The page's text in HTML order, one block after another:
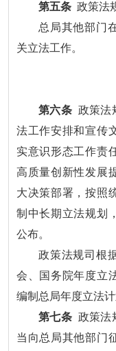
第五条 政策法
总局其他部门
关立法工作。
第六条 政策法
法工作安排和宣传
实意识形态工作责
高质量创新性发展
大决策部署，按照
制中长期立法规划
公布。
政策法规司根
会、国务院年度立
编制总局年度立法计
第七条 政策法
当向总局其他部门